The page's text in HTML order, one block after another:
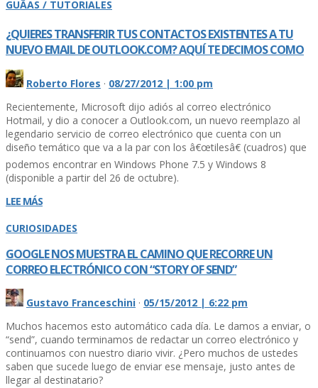
GUÃAS / TUTORIALES
¿QUIERES TRANSFERIR TUS CONTACTOS EXISTENTES A TU
NUEVO EMAIL DE OUTLOOK.COM? AQUÍ­ TE DECIMOS COMO
Roberto Flores · 08/27/2012 | 1:00 pm
Recientemente, Microsoft dijo adiós al correo electrónico
Hotmail, y dio a conocer a Outlook.com, un nuevo reemplazo al
legendario servicio de correo electrónico que cuenta con un
diseño temático que va a la par con los â€œtilesâ€ (cuadros) que
podemos encontrar en Windows Phone 7.5 y Windows 8
(disponible a partir del 26 de octubre).
LEE MÁS
CURIOSIDADES
GOOGLE NOS MUESTRA EL CAMINO QUE RECORRE UN
CORREO ELECTRÓNICO CON “STORY OF SEND”
Gustavo Franceschini · 05/15/2012 | 6:22 pm
Muchos hacemos esto automático cada dí­a. Le damos a enviar, o
“send”, cuando terminamos de redactar un correo electrónico y
continuamos con nuestro diario vivir. ¿Pero muchos de ustedes
saben que sucede luego de enviar ese mensaje, justo antes de
llegar al destinatario?